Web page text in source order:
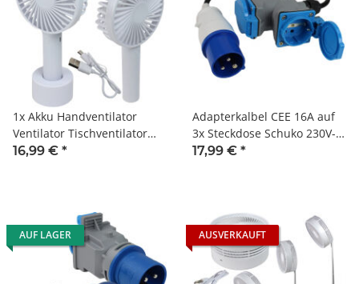
1x Akku Handventilator
Ventilator Tischventilator
Lüfter 3 stufig USB weiß
16,99 € *
Adapterkalbel CEE 16A auf
3x Steckdose Schuko 230V-
250V mit Kabel und CEE
17,99 € *
AUF LAGER AUSVERKAUFT